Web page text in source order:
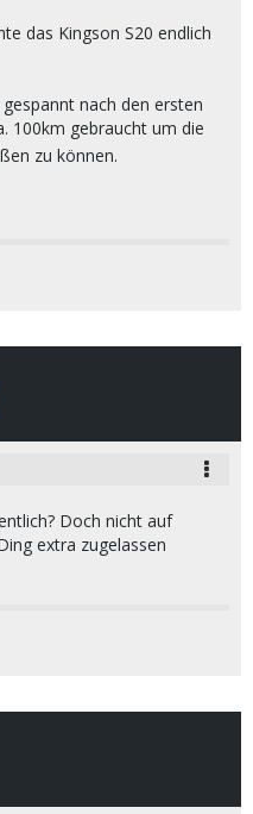
das Kingson S20 endlich
nach den ersten
100km gebraucht um die
zu können.
Doch nicht auf
extra zugelassen